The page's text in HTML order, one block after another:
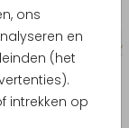
ons
en
(het
intrekken op